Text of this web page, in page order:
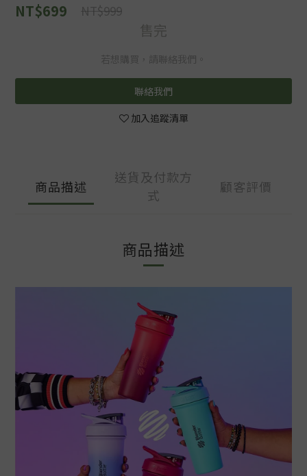
NT$699 NT$999
售完
若想購買，請聯絡我們。
聯絡我們
加入追蹤清單
商品描述
送貨及付款方
式
顧客評價
商品描述